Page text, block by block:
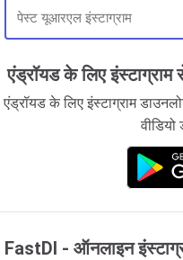
एंड्रॉयड के लिए
एंड्रॉयड के लिए इंस्टाग्राम
FastDl - ऑनलाइन